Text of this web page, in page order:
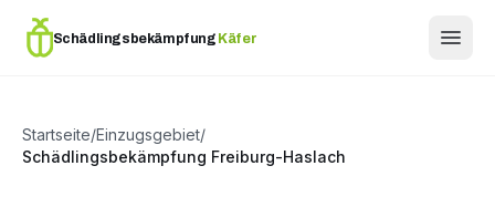
Schädlingsbekämpfung Käfer
Startseite/Einzugsgebiet/
Schädlingsbekämpfung Freiburg-Haslach